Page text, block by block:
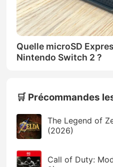
Quelle microSD
Nintendo Switch 2 ?
🛒 Précommandes
The Legend of
(2026)
Call of Duty: